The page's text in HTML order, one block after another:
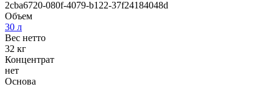
2cba6720-080f-4079-b122-37f24184048d
Объем
30 л
Вес нетто
32 кг
Концентрат
нет
Основа